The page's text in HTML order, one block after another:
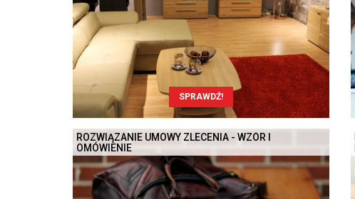
SPRAWDŹ!
ROZWIĄZANIE UMOWY ZLECENIA - WZÓR I
OMÓWIENIE